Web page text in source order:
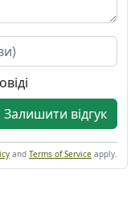
Залишити відгук
and Terms of Service apply.